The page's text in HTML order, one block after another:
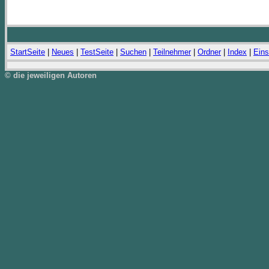
StartSeite Neues TestSeite Suchen Teilnehmer| Ordner| Index
© die jeweiligen Autoren